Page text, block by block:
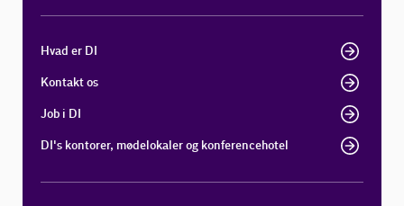
Hvad er DI
Kontakt os
Job i DI
DI's kontorer, mødelokaler og konferencehotel